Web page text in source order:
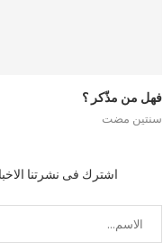
فهل من مذّكر ؟
سنتين مضت
اشترك فى نشرتنا